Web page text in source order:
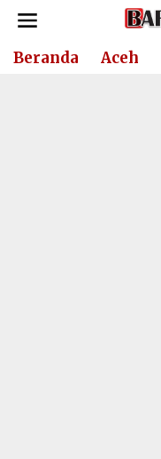
Lewati
konten
Beranda Aceh